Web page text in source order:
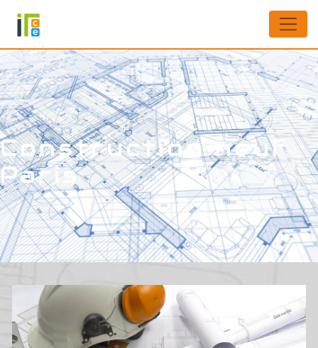
Construction neuf
Paris